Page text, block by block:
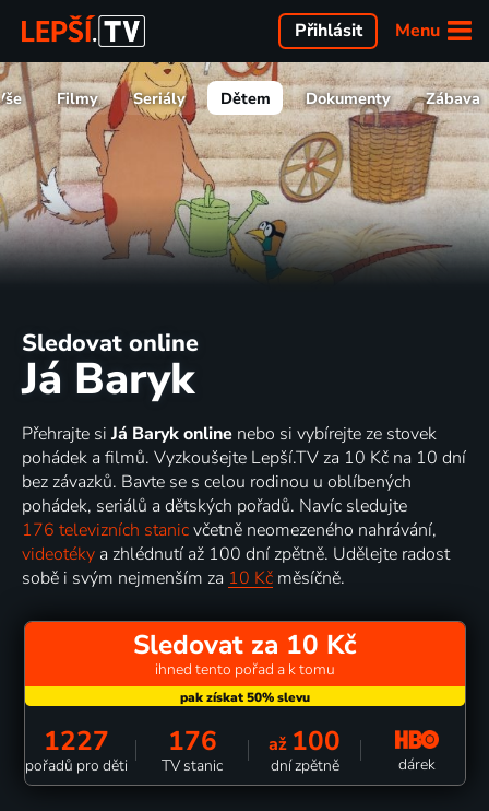
Menu
Přihlásit
Filmy Seriály Dětem Dokumenty Zábava
Sledovat online
Já Baryk
Přehrajte si Já Baryk online nebo si vybírejte ze stovek
pohádek a filmů. Vyzkoušejte Lepší.TV za 10 Kč na 10 dní
bez závazků. Bavte se s celou rodinou u oblíbených
pohádek, seriálů a dětských pořadů. Navíc sledujte
176 televizních stanicvčetně neomezeného nahrávání,
videotéky a zhlédnutí až 100 dní zpětně. Udělejte radost
sobě i svým nejmenším za 10 Kč měsíčně.
Sledovat za 10 Kč
ihned tento pořad a k tomu
1227
pořadů pro děti
176
TV stanic
až 100
dní zpětně dárek